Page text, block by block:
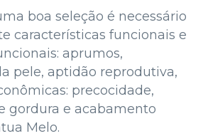
boa seleção é necessário
características funcionais e
aprumos,
pele, aptidão reprodutiva,
precocidade,
gordura e acabamento
Melo.